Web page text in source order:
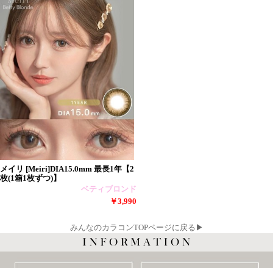
メイリ [Meiri]DIA15.0mm 最長1年【2
枚(1箱1枚ずつ)】
ベティブロンド
￥3,990
みんなのカラコンTOPページに戻る▶